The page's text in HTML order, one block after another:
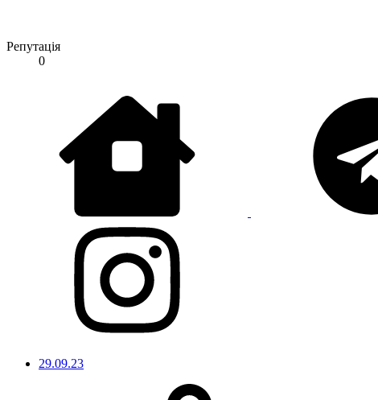
Репутація
0
29.09.23